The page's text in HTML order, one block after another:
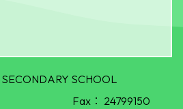
SCHOOL
Fax： 24799150